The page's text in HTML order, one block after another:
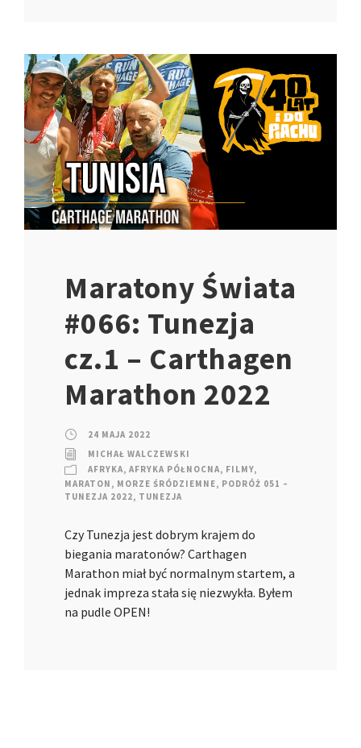
Maratony Świata
#066: Tunezja
cz.1 – Carthagen
Marathon 2022
24 MAJA 2022
MICHAŁ WALCZEWSKI
AFRYKA, AFRYKA PÓŁNOCNA, FILMY,
MARATON , MORZE ŚRÓDZIEMNE, PODRÓŻ 051 –
TUNEZJA 2022, TUNEZJA
Czy Tunezja jest dobrym krajem do
biegania maratonów? Carthagen
Marathon miał być normalnym startem, a
jednak impreza stała się niezwykła. Byłem
na pudle OPEN!